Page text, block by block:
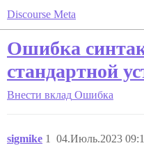
Discourse Meta
Ошибка
стандартной
Внести вклад Ошибка
sigmike 04.Июль.2023
1